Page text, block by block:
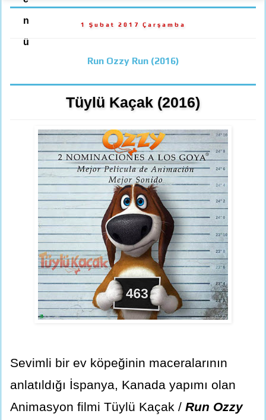
n
ü
1 Şubat 2017 Çarşamba
Run Ozzy Run (2016)
Tüylü Kaçak (2016)
Sevimli bir ev köpeğinin maceralarının
anlatıldığı İspanya, Kanada yapımı olan
Animasyon filmi Tüylü Kaçak / Run Ozzy